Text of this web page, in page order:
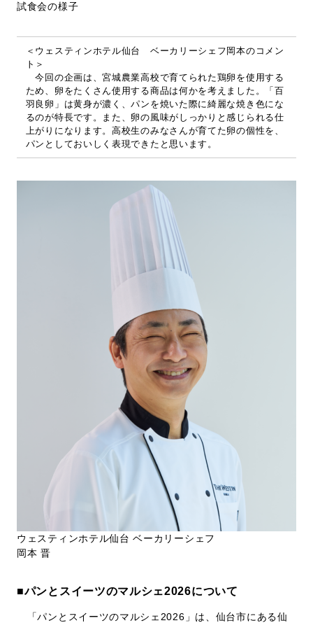
試食会の様子
＜ウェスティンホテル仙台 ベーカリーシェフ岡本のコメン
ト＞
今回の企画は、宮城農業高校で育てられた鶏卵を使用する
ため、卵をたくさん使用する商品は何かを考えました。「百
羽良卵」は黄身が濃く、パンを焼いた際に綺麗な焼き色にな
るのが特長です。また、卵の風味がしっかりと感じられる仕
上がりになります。高校生のみなさんが育てた卵の個性を、
パンとしておいしく表現できたと思います。
ウェスティンホテル仙台 ベーカリーシェフ
岡本 晋
■パンとスイーツのマルシェ2026について
「パンとスイーツのマルシェ2026」は、仙台市にある仙